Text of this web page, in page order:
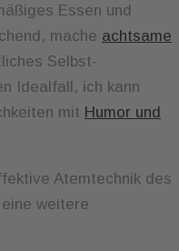
Essen und
mache achtsame
Selbst-
Idealfall, ich kann
mit Humor und
Atemtechnik des
weitere